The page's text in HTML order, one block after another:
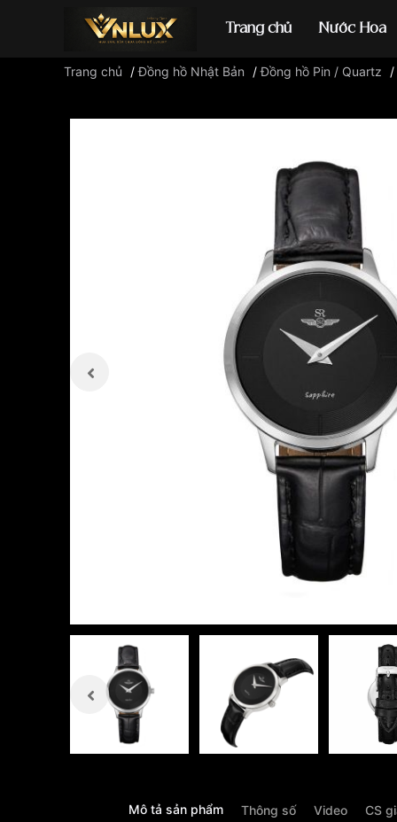
Trang chủ Nước Hoa
Đồng hồ casio
Trang chủ /Đồng hồ Nhật Bản /Đồng hồ Pin / Quartz /
Mô tả sản phẩm Thông số Video CS